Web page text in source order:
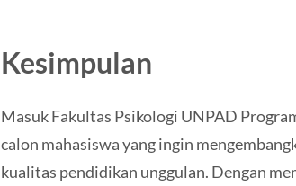
Kesimpulan
Masuk Fakultas Psikologi UNPAD
calon mahasiswa yang ingin
kualitas pendidikan unggulan. Dengan